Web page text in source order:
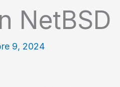
NetBSD
9, 2024